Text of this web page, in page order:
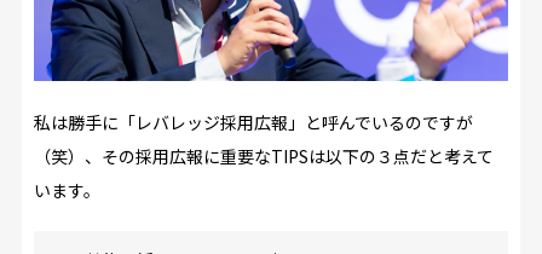
私は勝手に「レバレッジ採用広報」と呼んでいるのですが
（笑）、その採用広報に重要なTIPSは以下の３点だと考えて
います。